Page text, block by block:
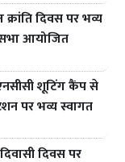
दिवस पर भव्य
सभा आयोजित
शूटिंग कैंप से
पर भव्य स्वागत
दिवस पर